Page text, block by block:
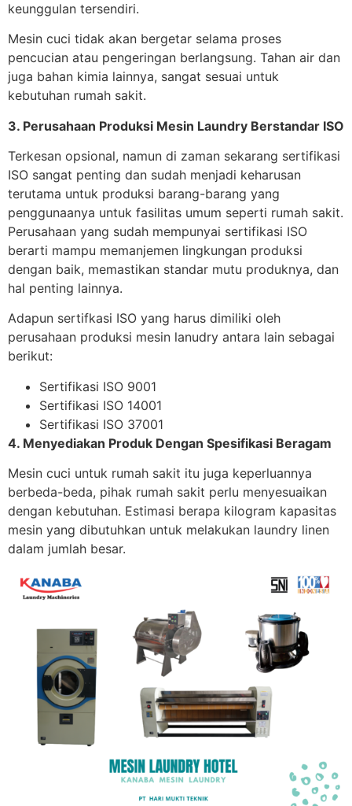
keunggulan tersendiri.
Mesin cuci tidak akan bergetar selama proses
pencucian atau pengeringan berlangsung. Tahan air dan
juga bahan kimia lainnya, sangat sesuai untuk
kebutuhan rumah sakit.
3. Perusahaan Produksi Mesin Laundry Berstandar ISO
Terkesan opsional, namun di zaman sekarang sertifikasi
ISO sangat penting dan sudah menjadi keharusan
terutama untuk produksi barang-barang yang
penggunaanya untuk fasilitas umum seperti rumah sakit.
Perusahaan yang sudah mempunyai sertifikasi ISO
berarti mampu memanjemen lingkungan produksi
dengan baik, memastikan standar mutu produknya, dan
hal penting lainnya.
Adapun sertifkasi ISO yang harus dimiliki oleh
perusahaan produksi mesin lanudry antara lain sebagai
berikut:
Sertifikasi ISO 9001
Sertifikasi ISO 14001
Sertifikasi ISO 37001
4. Menyediakan Produk Dengan Spesifikasi Beragam
Mesin cuci untuk rumah sakit itu juga keperluannya
berbeda-beda, pihak rumah sakit perlu menyesuaikan
dengan kebutuhan. Estimasi berapa kilogram kapasitas
mesin yang dibutuhkan untuk melakukan laundry linen
dalam jumlah besar.